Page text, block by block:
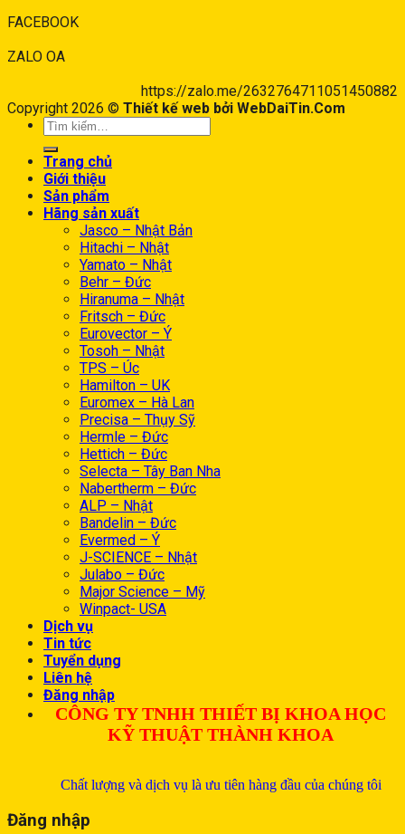
FACEBOOK
ZALO OA
https://zalo.me/2632764711051450882
Copyright 2026 © Thiết kế web bởi WebDaiTin.Com
Trang chủ
Giới thiệu
Sản phẩm
Hãng sản xuất
Jasco – Nhật Bản
Hitachi – Nhật
Yamato – Nhật
Behr – Đức
Hiranuma – Nhật
Fritsch – Đức
Eurovector – Ý
Tosoh – Nhật
TPS – Úc
Hamilton – UK
Euromex – Hà Lan
Precisa – Thụy Sỹ
Hermle – Đức
Hettich – Đức
Selecta – Tây Ban Nha
Nabertherm – Đức
ALP – Nhật
Bandelin – Đức
Evermed – Ý
J-SCIENCE – Nhật
Julabo – Đức
Major Science – Mỹ
Winpact- USA
Dịch vụ
Tin tức
Tuyển dụng
Liên hệ
Đăng nhập
CÔNG TY TNHH THIẾT BỊ KHOA HỌC
KỸ THUẬT THÀNH KHOA
Chất lượng và dịch vụ là ưu tiên hàng đầu của chúng tôi
Đăng nhập